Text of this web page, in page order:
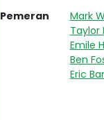
Pemeran
Mark
Taylor
Emile
Ben
Eric